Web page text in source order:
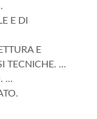
E DI
E
TECNICHE. ...
...